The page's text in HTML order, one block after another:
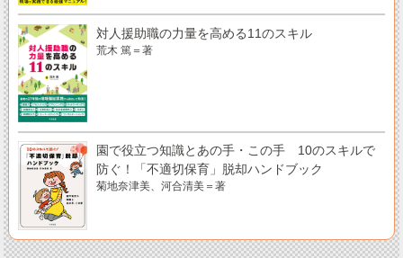
対人援助職の力量を高める11のスキル
荒木 篤＝著
園で役立つ知識とあの手・この手 10のスキルで
防ぐ！「不適切保育」脱却ハンドブック
菊地奈津美、河合清美＝著